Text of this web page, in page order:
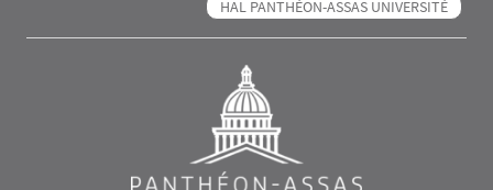
HAL PANTHÉON-ASSAS UNIVERSITÉ